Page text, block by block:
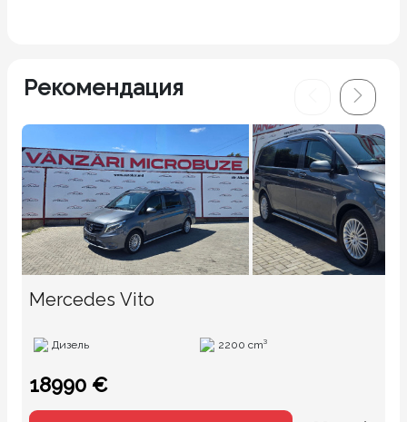
Рекомендация
Mercedes Vito
Дизель 2200 cm³
18990 €